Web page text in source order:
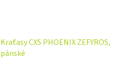
Kraťasy CXS PHOENIX ZEFYROS,
pánské